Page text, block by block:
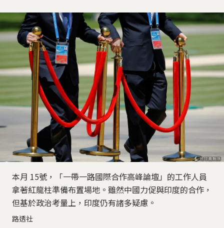
本月 15號，「一帶一路國際合作高峰論壇」的工作人員
拿著紅龍柱準備布置場地。雖然中國力促與印度的合作，
但基於政治考量上，印度仍有諸多疑慮。
路透社